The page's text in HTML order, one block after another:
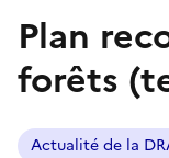
Plan
forêts
Actualité de la